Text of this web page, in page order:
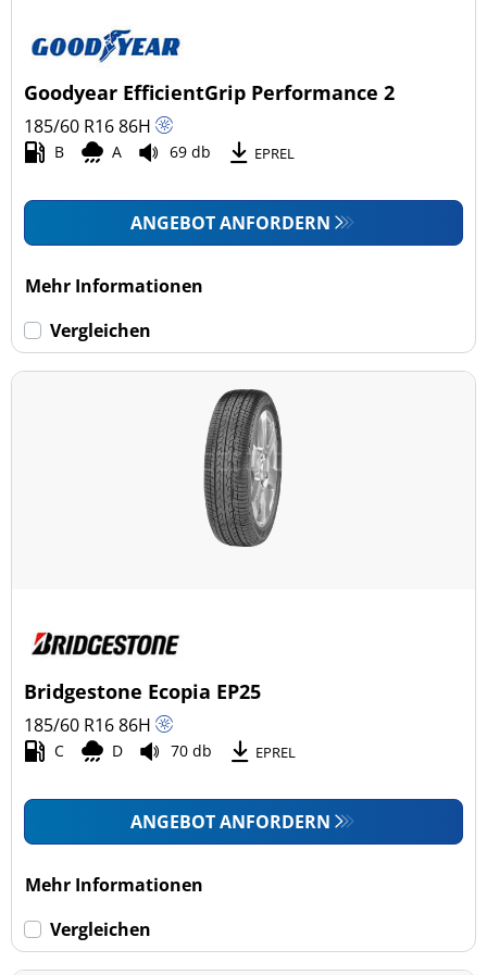
Goodyear EfficientGrip Performance 2
185/60 R1686H
B A 69 db EPREL
ANGEBOT ANFORDERN
Mehr Informationen
Vergleichen
Bridgestone Ecopia EP25
185/60 R1686H
C D 70 db EPREL
ANGEBOT ANFORDERN
Mehr Informationen
Vergleichen